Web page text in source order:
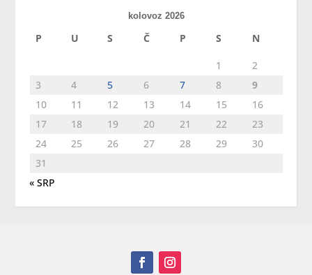
kolovoz 2026
P U S Č P S N
1
2
3
4 5 6 7 8
9
10
11 12 13 14 15
16
17
18 19 20 21 22
23
24
25 26 27 28 29
30
31
« SRP